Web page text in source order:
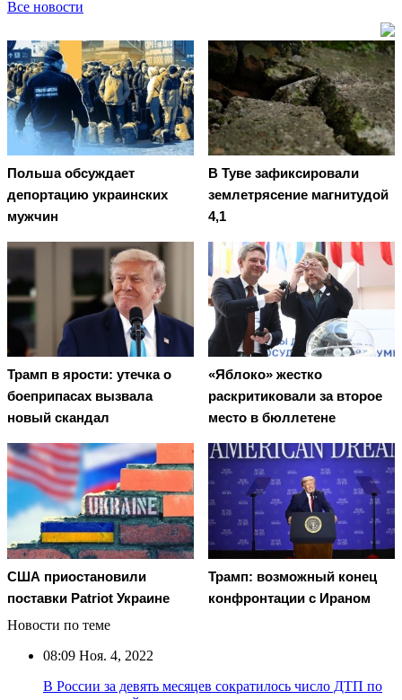
Все новости
Польша обсуждает
депортацию украинских
мужчин
В Туве зафиксировали
землетрясение магнитудой
4,1
Трамп в ярости: утечка о
боеприпасах вызвала
новый скандал
«Яблоко» жестко
раскритиковали за второе
место в бюллетене
США приостановили
поставки Patriot Украине
Трамп: возможный конец
конфронтации с Ираном
Новости по теме
08:09 Ноя. 4, 2022
В России за девять месяцев сократилось число ДТП по